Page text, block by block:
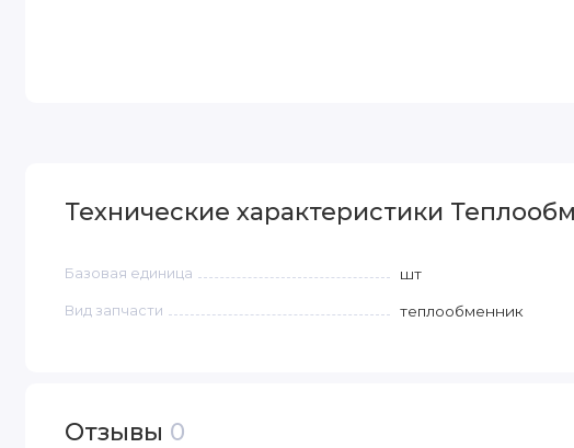
Технические характеристики
Базовая единица шт
Вид запчасти теплообменник
Отзывы 0